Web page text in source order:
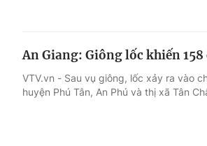
An Giang: Giông lốc khiến
VTV.vn - Sau vụ giông, lốc xảy ra vào
huyện Phú Tân, An Phú và thị xã Tân